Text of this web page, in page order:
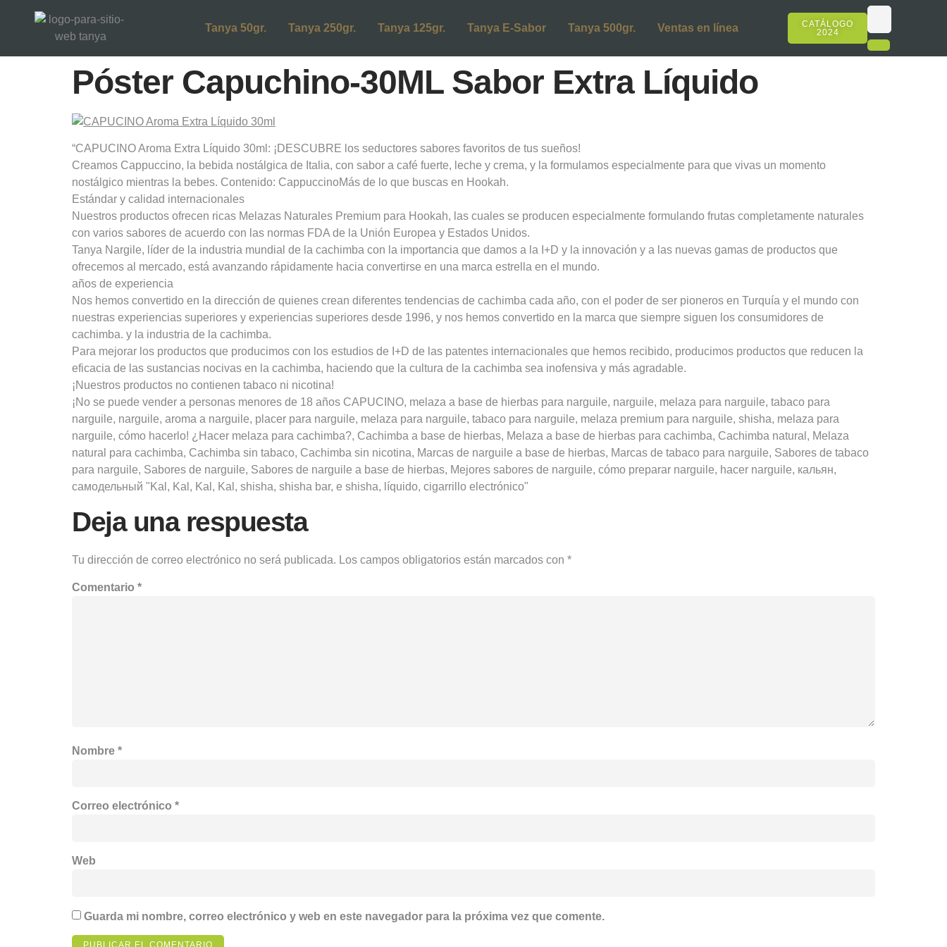
Tanya 50gr. Tanya 250gr. Tanya 125gr. Tanya E-Sabor Tanya 500gr. Ventas en línea
CATÁLOGO
2024
Póster Capuchino-30ML Sabor Extra Líquido
“CAPUCINO Aroma Extra Líquido 30ml: ¡DESCUBRE los seductores sabores favoritos de tus sueños!
Creamos Cappuccino, la bebida nostálgica de Italia, con sabor a café fuerte, leche y crema, y la formulamos especialmente para que vivas un momento
nostálgico mientras la bebes. Contenido: CappuccinoMás de lo que buscas en Hookah.
Estándar y calidad internacionales
Nuestros productos ofrecen ricas Melazas Naturales Premium para Hookah, las cuales se producen especialmente formulando frutas completamente naturales
con varios sabores de acuerdo con las normas FDA de la Unión Europea y Estados Unidos.
Tanya Nargile, líder de la industria mundial de la cachimba con la importancia que damos a la I+D y la innovación y a las nuevas gamas de productos que
ofrecemos al mercado, está avanzando rápidamente hacia convertirse en una marca estrella en el mundo.
años de experiencia
Nos hemos convertido en la dirección de quienes crean diferentes tendencias de cachimba cada año, con el poder de ser pioneros en Turquía y el mundo con
nuestras experiencias superiores y experiencias superiores desde 1996, y nos hemos convertido en la marca que siempre siguen los consumidores de
cachimba. y la industria de la cachimba.
Para mejorar los productos que producimos con los estudios de I+D de las patentes internacionales que hemos recibido, producimos productos que reducen la
eficacia de las sustancias nocivas en la cachimba, haciendo que la cultura de la cachimba sea inofensiva y más agradable.
¡Nuestros productos no contienen tabaco ni nicotina!
¡No se puede vender a personas menores de 18 años CAPUCINO, melaza a base de hierbas para narguile, narguile, melaza para narguile, tabaco para
narguile, narguile, aroma a narguile, placer para narguile, melaza para narguile, tabaco para narguile, melaza premium para narguile, shisha, melaza para
narguile, cómo hacerlo! ¿Hacer melaza para cachimba?, Cachimba a base de hierbas, Melaza a base de hierbas para cachimba, Cachimba natural, Melaza
natural para cachimba, Cachimba sin tabaco, Cachimba sin nicotina, Marcas de narguile a base de hierbas, Marcas de tabaco para narguile, Sabores de tabaco
para narguile, Sabores de narguile, Sabores de narguile a base de hierbas, Mejores sabores de narguile, cómo preparar narguile, hacer narguile, кальян,
самодельный "Kal, Kal, Kal, Kal, shisha, shisha bar, e shisha, líquido, cigarrillo electrónico"
Deja una respuesta
Tu dirección de correo electrónico no será publicada. Los campos obligatorios están marcados con *
Comentario *
Nombre *
Correo electrónico *
Web
Guarda mi nombre, correo electrónico y web en este navegador para la próxima vez que comente.